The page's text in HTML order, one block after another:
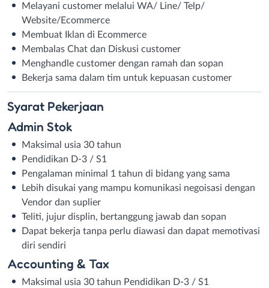
Melayani customer melalui WA/ Line/ Telp/
Website/Ecommerce
Membuat Iklan di Ecommerce
Membalas Chat dan Diskusi customer
Menghandle customer dengan ramah dan sopan
Bekerja sama dalam tim untuk kepuasan customer
Syarat Pekerjaan
Admin Stok
Maksimal usia 30 tahun
Pendidikan D-3 / S1
Pengalaman minimal 1 tahun di bidang yang sama
Lebih disukai yang mampu komunikasi negoisasi dengan
Vendor dan suplier
Teliti, jujur displin, bertanggung jawab dan sopan
Dapat bekerja tanpa perlu diawasi dan dapat memotivasi
diri sendiri
Accounting & Tax
Maksimal usia 30 tahun Pendidikan D-3 / S1